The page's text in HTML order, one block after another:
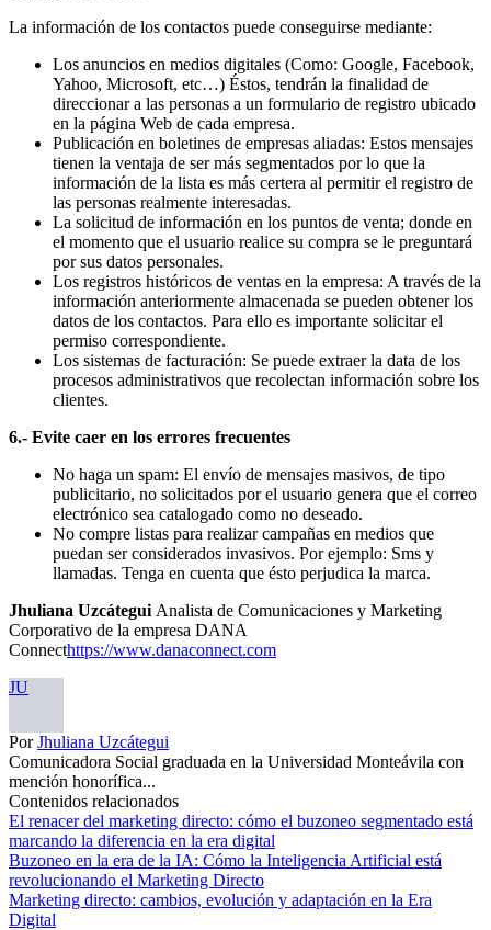
La información de los contactos puede conseguirse mediante:
Los anuncios en medios digitales (Como: Google, Facebook,
Yahoo, Microsoft, etc…) Éstos, tendrán la finalidad de
direccionar a las personas a un formulario de registro ubicado
en la página Web de cada empresa.
Publicación en boletines de empresas aliadas: Estos mensajes
tienen la ventaja de ser más segmentados por lo que la
información de la lista es más certera al permitir el registro de
las personas realmente interesadas.
La solicitud de información en los puntos de venta; donde en
el momento que el usuario realice su compra se le preguntará
por sus datos personales.
Los registros históricos de ventas en la empresa: A través de la
información anteriormente almacenada se pueden obtener los
datos de los contactos. Para ello es importante solicitar el
permiso correspondiente.
Los sistemas de facturación: Se puede extraer la data de los
procesos administrativos que recolectan información sobre los
clientes.
6.- Evite caer en los errores frecuentes
No haga un spam: El envío de mensajes masivos, de tipo
publicitario, no solicitados por el usuario genera que el correo
electrónico sea catalogado como no deseado.
No compre listas para realizar campañas en medios que
puedan ser considerados invasivos. Por ejemplo: Sms y
llamadas. Tenga en cuenta que ésto perjudica la marca.
Jhuliana Uzcátegui Analista de Comunicaciones y Marketing
Corporativo de la empresa DANA
Connecthttps://www.danaconnect.com
JU
PorJhuliana Uzcátegui
Comunicadora Social graduada en la Universidad Monteávila con
mención honorífica...
Contenidos relacionados
El renacer del marketing directo: cómo el buzoneo segmentado está
marcando la diferencia en la era digital
Buzoneo en la era de la IA: Cómo la Inteligencia Artificial está
revolucionando el Marketing Directo
Marketing directo: cambios, evolución y adaptación en la Era
Digital